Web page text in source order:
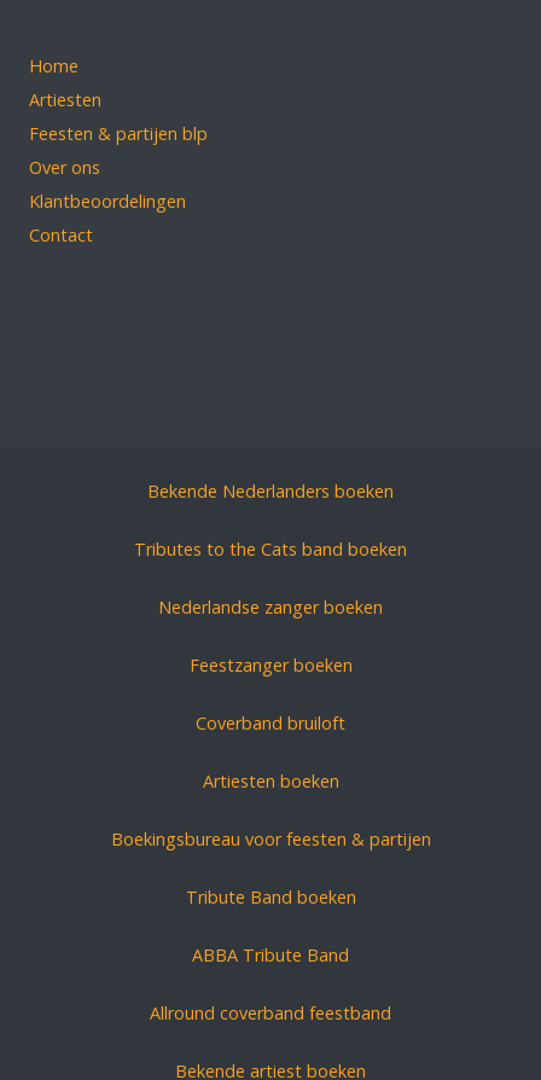
Home
Artiesten
Feesten & partijen blp
Over ons
Klantbeoordelingen
Contact
Bekende Nederlanders boeken
Tributes to the Cats band boeken
Nederlandse zanger boeken
Feestzanger boeken
Coverband bruiloft
Artiesten boeken
Boekingsbureau voor feesten & partijen
Tribute Band boeken
ABBA Tribute Band
Allround coverband feestband
Bekende artiest boeken